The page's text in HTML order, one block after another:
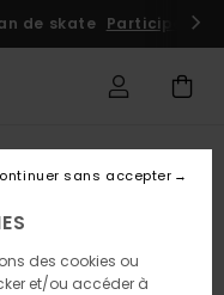
de skate Participez
des cookies ou
et/ou accéder à
sans accepter